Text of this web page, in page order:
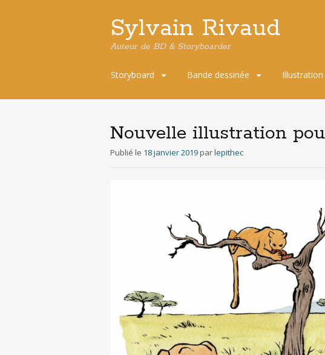
Sylvain Rivaud
Auteur de BD & Storyboarder
Aller
contenu
Storyboard Bande dessinée Illustration
Nouvelle illustration
Publié le 18 janvier 2019 parlepithec